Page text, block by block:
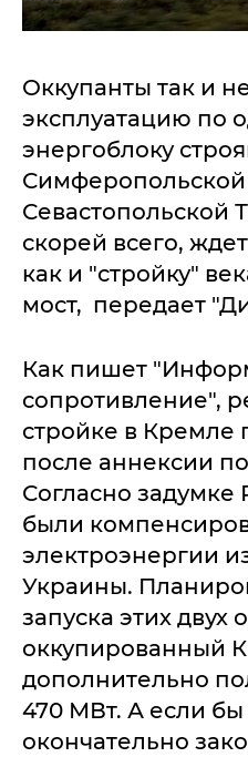
Оккупанты так и
эксплуатацию по
энергоблоку
Симферопольской
Севастопольской
скорей всего,
как и "стройку"
мост, передает
Как пишет
сопротивление",
стройке в Кремле
после аннексии
Согласно
были
электроэнергии
Украины.
запуска этих двух
оккупированный
дополнительно
470 МВт. А если бы
окончательно